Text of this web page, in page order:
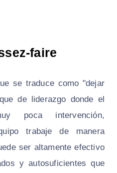
faire
se traduce como "dejar
de liderazgo donde el
poca intervención,
trabaje de manera
ser altamente efectivo
y autosuficientes que